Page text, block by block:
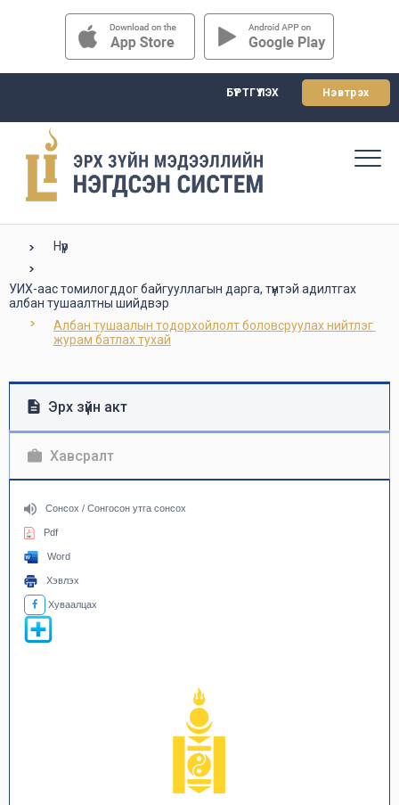
БҮРТГҮҮЛЭХ Нэвтрэх
Нүүр
УИХ-аас томилогддог байгууллагын дарга, түүнтэй адилтгах
албан тушаалтны шийдвэр
Албан тушаалын тодорхойлолт боловсруулах нийтлэг
журам батлах тухай
Эрх зүйн акт
Хавсралт
Сонсох / Сонгосон утга сонсох
Pdf
Word
Хэвлэх
Хуваалцах